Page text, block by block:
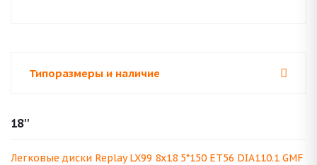
Типоразмеры и наличие
18''
Легковые диски Replay LX99 8x18 5*150 ET56 DIA110.1 GMF